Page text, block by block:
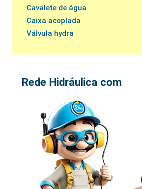
Cavalete de água
Caixa acoplada
Válvula hydra
Rede Hidráulica com